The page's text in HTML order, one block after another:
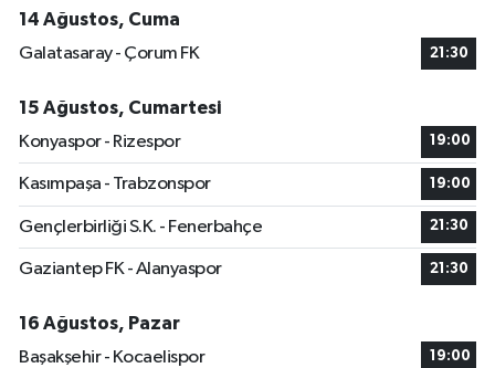
14 Ağustos, Cuma
Galatasaray - Çorum FK
21:30
15 Ağustos, Cumartesi
Konyaspor - Rizespor
19:00
Kasımpaşa - Trabzonspor 19:00
Gençlerbirliği S.K. - Fenerbahçe 21:30
Gaziantep FK - Alanyaspor 21:30
16 Ağustos, Pazar
Başakşehir - Kocaelispor
19:00